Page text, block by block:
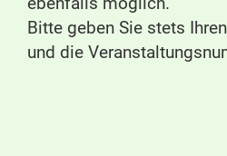
Bitte geben Sie stets
und die